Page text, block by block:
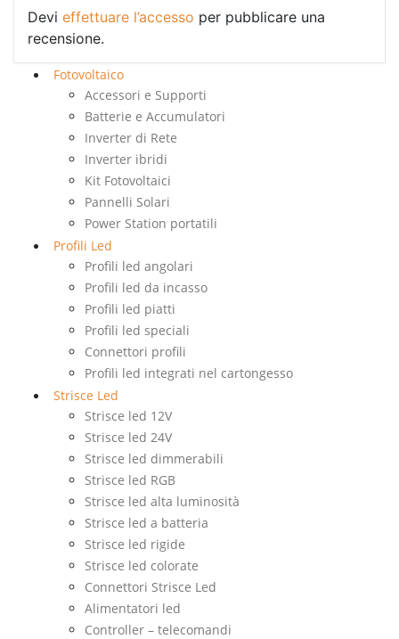
Devi effettuare l’accesso per pubblicare una
recensione.
Fotovoltaico
Accessori e Supporti
Batterie e Accumulatori
Inverter di Rete
Inverter ibridi
Kit Fotovoltaici
Pannelli Solari
Power Station portatili
Profili Led
Profili led angolari
Profili led da incasso
Profili led piatti
Profili led speciali
Connettori profili
Profili led integrati nel cartongesso
Strisce Led
Strisce led 12V
Strisce led 24V
Strisce led dimmerabili
Strisce led RGB
Strisce led alta luminosità
Strisce led a batteria
Strisce led rigide
Strisce led colorate
Connettori Strisce Led
Alimentatori led
Controller – telecomandi